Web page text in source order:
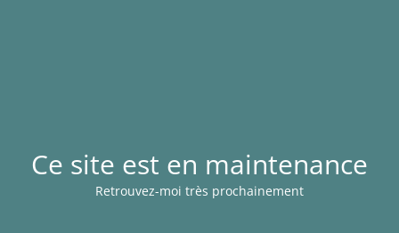
Ce site est en maintenance
Retrouvez-moi très prochainement